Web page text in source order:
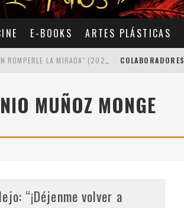
E-BOOKS ARTES PLÁSTICAS
COLABORADORES
MUÑOZ MONGE
“¡Déjenme volver a